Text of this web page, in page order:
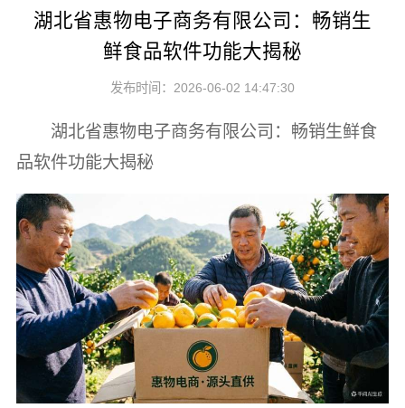
湖北省惠物电子商务有限公司：畅销生
鲜食品软件功能大揭秘
发布时间：2026-06-02 14:47:30
湖北省惠物电子商务有限公司：畅销生鲜食
品软件功能大揭秘